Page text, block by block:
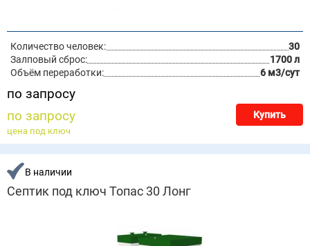
Количество человек:
30
Залповый сброс:
1700 л
Объём переработки:
6 м3/сут
по запросу
по запросу
Купить
цена под ключ
В наличии
Септик под ключ Топас 30 Лонг